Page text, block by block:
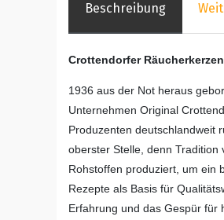
Beschreibung
Crottendorfer Räucherkerzen
1936 aus der Not heraus
Unternehmen Original
Produzenten deutschlandweit
oberster Stelle, denn Tradition
Rohstoffen produziert, um ein
Rezepte als Basis für
Erfahrung und das Gespür für